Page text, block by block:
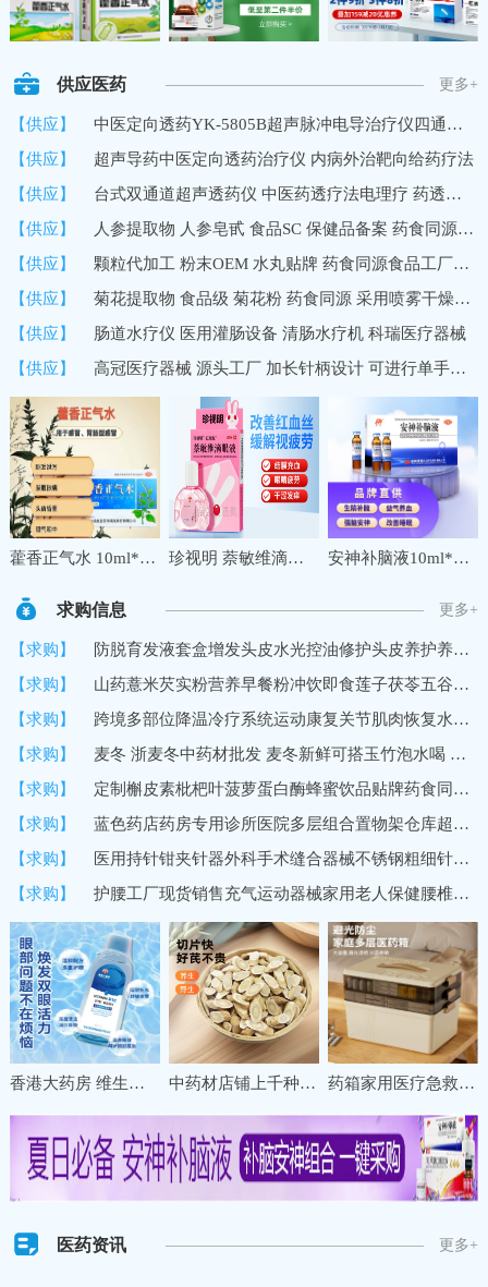
供应医药 更多+
【供应】
中医定向透药YK-5805B超声脉冲电导治疗仪四通道8路输出深层透药
【供应】
超声导药中医定向透药治疗仪 内病外治靶向给药疗法
【供应】
台式双通道超声透药仪 中医药透疗法电理疗 药透度深 超声波导药
【供应】
人参提取物 人参皂甙 食品SC 保健品备案 药食同源 10%UV 国内
【供应】
颗粒代加工 粉末OEM 水丸贴牌 药食同源食品工厂加工定制
【供应】
菊花提取物 食品级 菊花粉 药食同源 采用喷雾干燥技术 速溶浓缩粉
【供应】
肠道水疗仪 医用灌肠设备 清肠水疗机 科瑞医疗器械
【供应】
高冠医疗器械 源头工厂 加长针柄设计 可进行单手操作 中医穴位埋线针
藿香正气水 10ml*10支夏季防暑降温药品套装公司工地三伏天学生军训防中暑降温大礼包套餐 珍视明 萘敏维滴眼液 10ml 缓解眼睛疲劳 红血丝结膜充血眼睛发痒 眼干眼涩眼药水 1盒 安神补脑液10ml*10支 生精补髓 益气养血 强脑安神 头晕乏力 健忘失眠助眠 OTC 疗效险 老字号
求购信息 更多+
【求购】
防脱育发液套盒增发头皮水光控油修护头皮养护养发馆生发液育发液
【求购】
山药薏米芡实粉营养早餐粉冲饮即食莲子茯苓五谷代餐粉
【求购】
跨境多部位降温冷疗系统运动康复关节肌肉恢复水循环冷敷机冷疗垫
【求购】
麦冬 浙麦冬中药材批发 麦冬新鲜可搭玉竹泡水喝 黄芪党参
【求购】
定制槲皮素枇杷叶菠萝蛋白酶蜂蜜饮品贴牌药食同源口服饮品加工厂
【求购】
蓝色药店药房专用诊所医院多层组合置物架仓库超市货架商用展示架
【求购】
医用持针钳夹针器外科手术缝合器械不锈钢粗细针牙科双眼皮持针器
【求购】
护腰工厂现货销售充气运动器械家用老人保健腰椎间盘固定保暖护腰
香港大药房 维生素B12洗眼液缓解眼疲劳干涩清洁眼部一次性护理液 中药材店铺上千种冷背名贵草药材甘肃珉县特级野生黄芪直销养生 药箱家用医疗急救药盒药物收纳盒大号大容量多层分格医药箱收纳盒
医药资讯 更多+